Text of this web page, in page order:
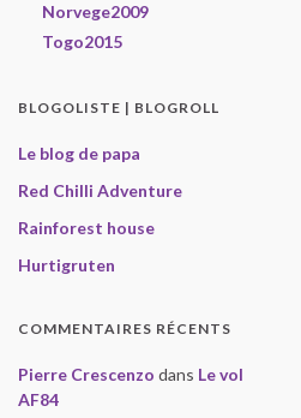
Norvege2009
Togo2015
BLOGOLISTE | BLOGROLL
Le blog de papa
Red Chilli Adventure
Rainforest house
Hurtigruten
COMMENTAIRES RÉCENTS
Pierre Crescenzo dans Le vol
AF84